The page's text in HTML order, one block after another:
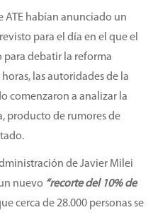
ATE habían anunciado un
para el día en el que el
para debatir la reforma
las autoridades de la
comenzaron a analizar la
producto de rumores de
de Javier Milei
nuevo “recorte del 10% de
cerca de 28.000 personas se